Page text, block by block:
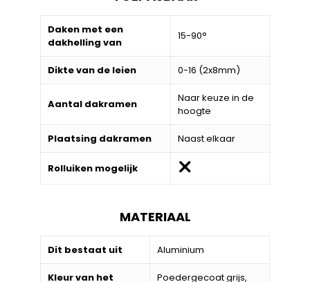
Daken met een
dakhelling van
15-90°
Dikte van de leien 0-16 (2x8mm)
Aantal dakramen
Naar keuze in de
hoogte
Plaatsing dakramen Naast elkaar
Rolluiken mogelijk
MATERIAAL
Dit bestaat uit Aluminium
Kleur van het Poedergecoat grijs,